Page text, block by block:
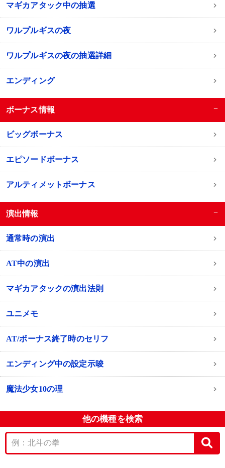
マギカアタック中の抽選
ワルプルギスの夜
ワルプルギスの夜の抽選詳細
エンディング
ボーナス情報 −
ビッグボーナス
エピソードボーナス
アルティメットボーナス
演出情報 −
通常時の演出
AT中の演出
マギカアタックの演出法則
ユニメモ
AT/ボーナス終了時のセリフ
エンディング中の設定示唆
魔法少女10の理
他の機種を検索